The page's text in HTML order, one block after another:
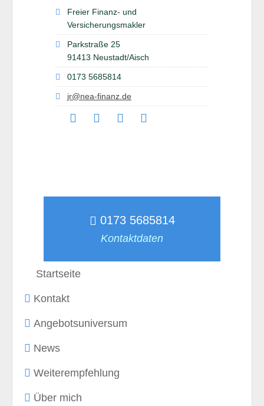
Freier Finanz- und
Versicherungsmakler
Parkstraße 25
91413 Neustadt/Aisch
0173 5685814
jr@nea-finanz.de
0173 5685814
Kontaktdaten
Startseite
Kontakt
Angebotsuniversum
News
Weiterempfehlung
Über mich